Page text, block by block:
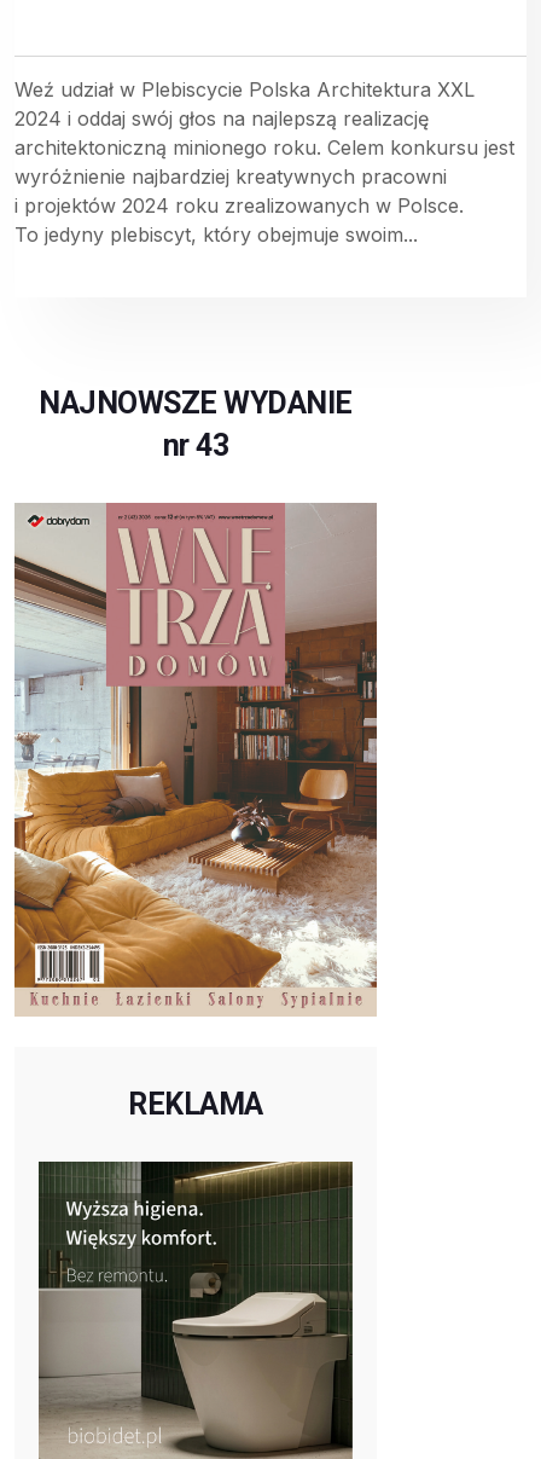
Weź udział w Plebiscycie Polska Architektura XXL
2024 i oddaj swój głos na najlepszą realizację
architektoniczną minionego roku. Celem konkursu jest
wyróżnienie najbardziej kreatywnych pracowni
i projektów 2024 roku zrealizowanych w Polsce.
To jedyny plebiscyt, który obejmuje swoim...
NAJNOWSZE WYDANIE
nr 43
REKLAMA